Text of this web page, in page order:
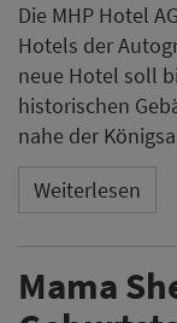
Die MHP Hotel
Hotels der
neue Hotel soll
historischen
nahe der
Weiterlesen
Mama